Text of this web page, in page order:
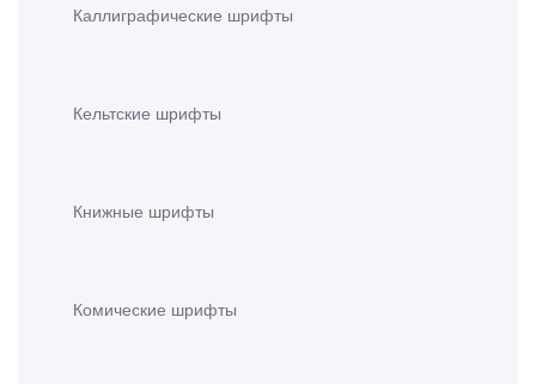
Каллиграфические шрифты
Кельтские шрифты
Книжные шрифты
Комические шрифты